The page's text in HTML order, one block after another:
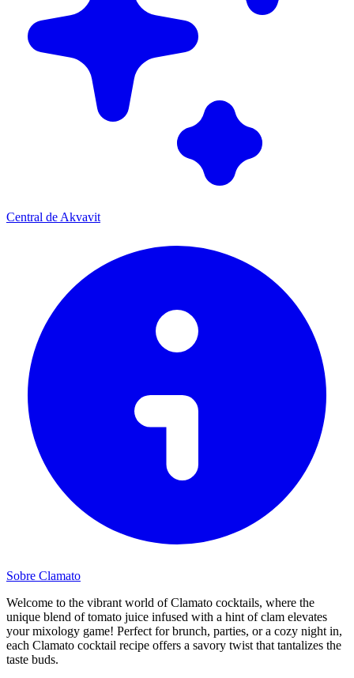
Central de Akvavit
Sobre Clamato
Welcome to the vibrant world of Clamato cocktails, where the
unique blend of tomato juice infused with a hint of clam elevates
your mixology game! Perfect for brunch, parties, or a cozy night in,
each Clamato cocktail recipe offers a savory twist that tantalizes the
taste buds.